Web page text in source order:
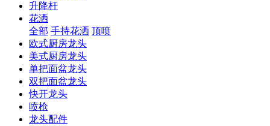
升降杆
花洒
全部 手持花洒 顶喷
欧式厨房龙头
美式厨房龙头
单把面盆龙头
双把面盆龙头
快开龙头
喷枪
龙头配件